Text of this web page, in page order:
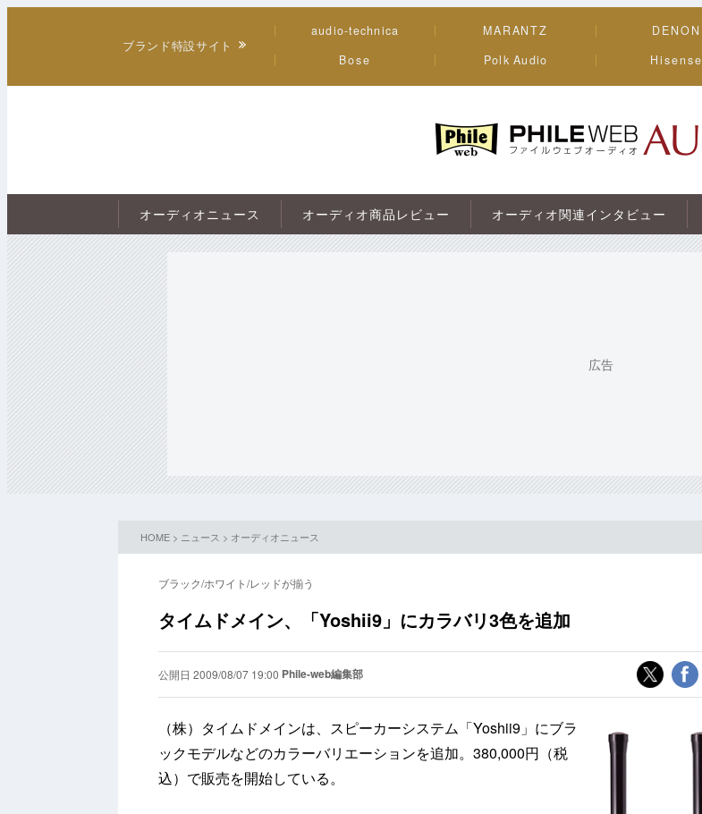
ブランド特設サイト
audio-technica MARANTZ DENON
Bose
Polk Audio Hisense
PHILE WEB｜AV/オーディオ/ガジェット
オーディオニュース オーディオ商品レビュー オーディオ関連インタビュー
HOME > ニュース > オーディオニュース
ブラック/ホワイト/レッドが揃う
タイムドメイン、「Yoshii9」にカラバリ3色を追加
公開日 2009/08/07 19:00 Phile-web編集部
（株）タイムドメインは、スピーカーシステム「Yoshii9」にブラ
ックモデルなどのカラーバリエーションを追加。380,000円（税
込）で販売を開始している。